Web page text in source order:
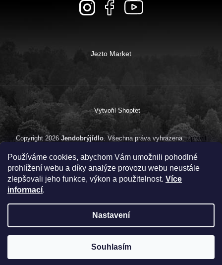
Používáme cookies, abychom Vám umožnili pohodlné
prohlížení webu a díky analýze provozu webu neustále
zlepšovali jeho funkce, výkon a použitelnost. Více
informací.
Nastavení
Souhlasím
Jezto Market
Vytvořil Shoptet
Copyright 2026 Jendobrýjídlo. Všechna práva vyhrazena.Upravit